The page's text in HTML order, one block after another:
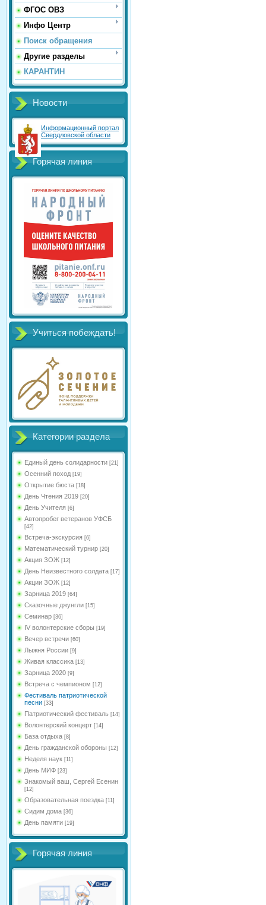
ФГОС ОВЗ
Инфо Центр
Поиск обращения
Другие разделы
КАРАНТИН
Новости
Информационный портал
Свердловской области
Горячая линия
Учиться побеждать!
Категории раздела
Единый день солидарности [21]
Осенний поход [19]
Открытие бюста [18]
День Чтения 2019 [20]
День Учителя [6]
Автопробег ветеранов УФСБ
[42]
Встреча-экскурсия [6]
Математический турнир [20]
Акция ЗОЖ [12]
День Неизвестного солдата [17]
Акции ЗОЖ [12]
Зарница 2019 [64]
Сказочные джунгли [15]
Семинар [36]
IV волонтерские сборы [19]
Вечер встречи [60]
Лыжня России [9]
Живая классика [13]
Зарница 2020 [9]
Встреча с чемпионом [12]
Фестиваль патриотической
песни [33]
Патриотический фестиваль [14]
Волонтерский концерт [14]
База отдыха [8]
День гражданской обороны [12]
Неделя наук [11]
День МИФ [23]
Знакомый ваш, Сергей Есенин
[12]
Образовательная поездка [11]
Сидим дома [36]
День памяти [19]
Горячая линия